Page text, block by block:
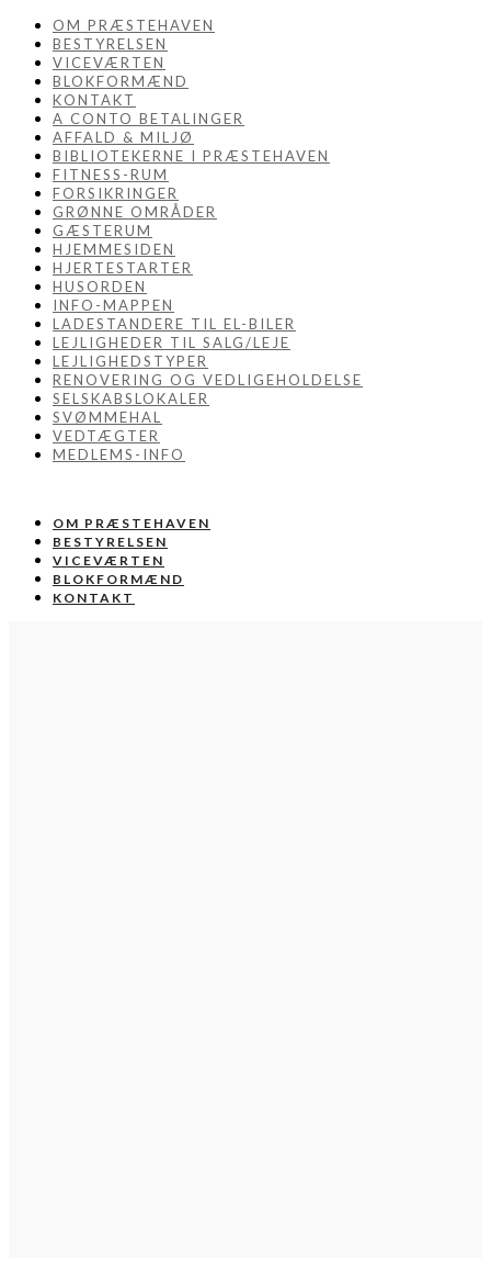
OM PRÆSTEHAVEN
BESTYRELSEN
VICEVÆRTEN
BLOKFORMÆND
KONTAKT
A CONTO BETALINGER
AFFALD & MILJØ
BIBLIOTEKERNE I PRÆSTEHAVEN
FITNESS-RUM
FORSIKRINGER
GRØNNE OMRÅDER
GÆSTERUM
HJEMMESIDEN
HJERTESTARTER
HUSORDEN
INFO-MAPPEN
LADESTANDERE TIL EL-BILER
LEJLIGHEDER TIL SALG/LEJE
LEJLIGHEDSTYPER
RENOVERING OG VEDLIGEHOLDELSE
SELSKABSLOKALER
SVØMMEHAL
VEDTÆGTER
MEDLEMS-INFO
OM PRÆSTEHAVEN
BESTYRELSEN
VICEVÆRTEN
BLOKFORMÆND
KONTAKT